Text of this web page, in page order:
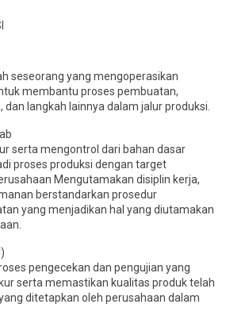
seseorang yang mengoperasikan
membantu proses pembuatan,
langkah lainnya dalam jalur produksi.
serta mengontrol dari bahan dasar
proses produksi dengan target
Mengutamakan disiplin kerja,
berstandarkan prosedur
yang menjadikan hal yang diutamakan
pengecekan dan pengujian yang
serta memastikan kualitas produk telah
ditetapkan oleh perusahaan dalam